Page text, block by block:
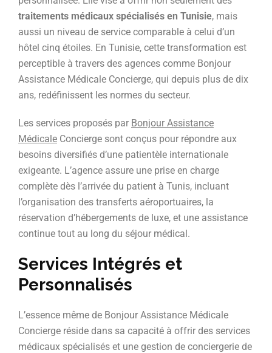
traitements médicaux spécialisés en Tunisie, mais
aussi un niveau de service comparable à celui d’un
hôtel cinq étoiles. En Tunisie, cette transformation est
perceptible à travers des agences comme Bonjour
Assistance Médicale Concierge, qui depuis plus de dix
ans, redéfinissent les normes du secteur.
Les services proposés par Bonjour Assistance
Médicale Concierge sont conçus pour répondre aux
besoins diversifiés d’une patientèle internationale
exigeante. L’agence assure une prise en charge
complète dès l’arrivée du patient à Tunis, incluant
l’organisation des transferts aéroportuaires, la
réservation d’hébergements de luxe, et une assistance
continue tout au long du séjour médical.
Services Intégrés et
Personnalisés
L’essence même de Bonjour Assistance Médicale
Concierge réside dans sa capacité à offrir des services
médicaux spécialisés et une gestion de conciergerie de